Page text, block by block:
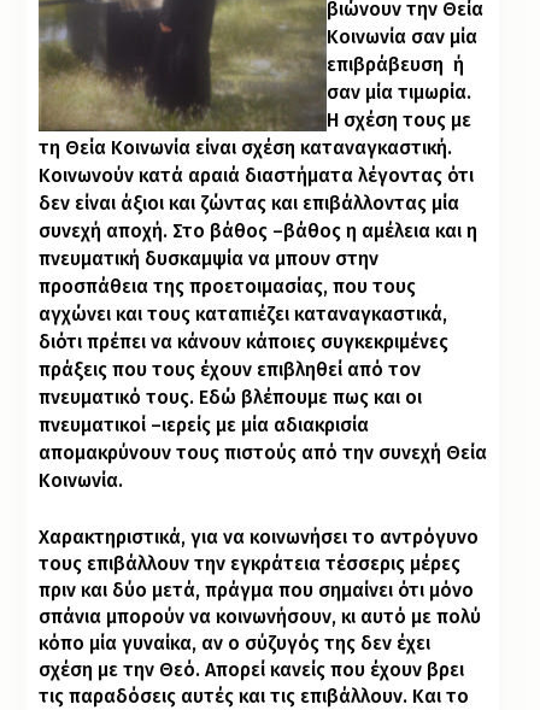
βιώνουν την Θεία
Κοινωνία σαν μία
επιβράβευση ή
σαν μία τιμωρία.
Η σχέση τους με
τη Θεία Κοινωνία είναι σχέση καταναγκαστική.
Κοινωνούν κατά αραιά διαστήματα λέγοντας ότι
δεν είναι άξιοι και ζώντας και επιβάλλοντας μία
συνεχή αποχή. Στο βάθος –βάθος η αμέλεια και η
πνευματική δυσκαμψία να μπουν στην
προσπάθεια της προετοιμασίας, που τους
αγχώνει και τους καταπιέζει καταναγκαστικά,
διότι πρέπει να κάνουν κάποιες συγκεκριμένες
πράξεις που τους έχουν επιβληθεί από τον
πνευματικό τους. Εδώ βλέπουμε πως και οι
πνευματικοί –ιερείς με μία αδιακρισία
απομακρύνουν τους πιστούς από την συνεχή Θεία
Κοινωνία.
Χαρακτηριστικά, για να κοινωνήσει το αντρόγυνο
τους επιβάλλουν την εγκράτεια τέσσερις μέρες
πριν και δύο μετά, πράγμα που σημαίνει ότι μόνο
σπάνια μπορούν να κοινωνήσουν, κι αυτό με πολύ
κόπο μία γυναίκα, αν ο σύζυγός της δεν έχει
σχέση με την Θεό. Απορεί κανείς που έχουν βρει
τις παραδόσεις αυτές και τις επιβάλλουν. Και το